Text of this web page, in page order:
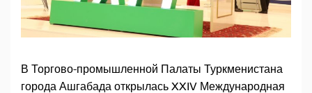
В Торгово-промышленной Палаты Туркменистана
города Ашгабада открылась XXIV Международная